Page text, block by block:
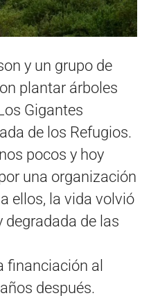
y un grupo de
plantar árboles
Gigantes
de los Refugios.
pocos y hoy
una organización
ellos, la vida volvió
degradada de las
financiación al
después.